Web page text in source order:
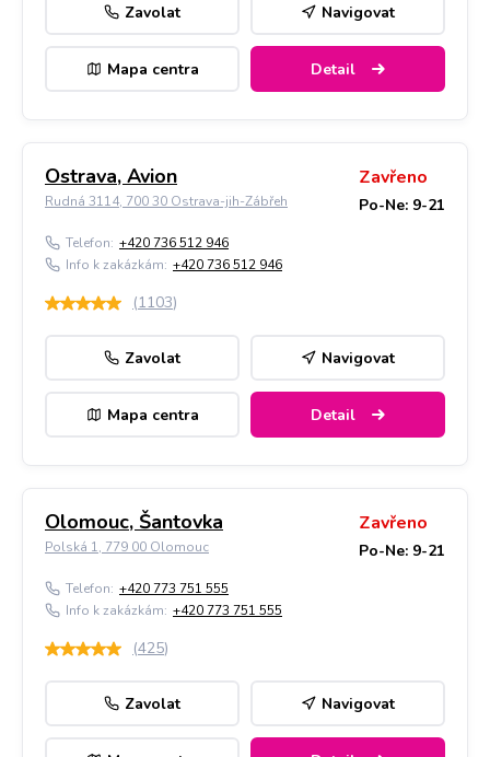
Zavolat Navigovat
Mapa centra Detail
Ostrava, Avion
Rudná 3114, 700 30 Ostrava-jih-Zábřeh
Zavřeno
Po-Ne: 9-21
Telefon: +420 736 512 946
Info k zakázkám: +420 736 512 946
(1103)
Zavolat Navigovat
Mapa centra Detail
Olomouc, Šantovka
Polská 1, 779 00 Olomouc
Zavřeno
Po-Ne: 9-21
Telefon: +420 773 751 555
Info k zakázkám: +420 773 751 555
(425)
Zavolat Navigovat